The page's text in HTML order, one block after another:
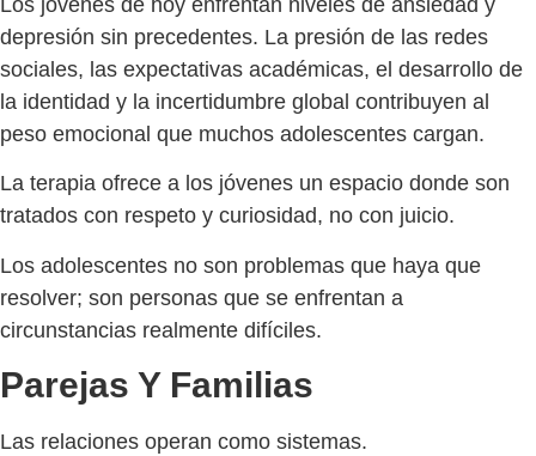
depresión sin precedentes. La presión de las redes
sociales, las expectativas académicas, el desarrollo de
la identidad y la incertidumbre global contribuyen al
peso emocional que muchos adolescentes cargan.
La terapia ofrece a los jóvenes un espacio donde son
tratados con respeto y curiosidad, no con juicio.
Los adolescentes no son problemas que haya que
resolver; son personas que se enfrentan a
circunstancias realmente difíciles.
Parejas Y Familias
Las relaciones operan como sistemas.